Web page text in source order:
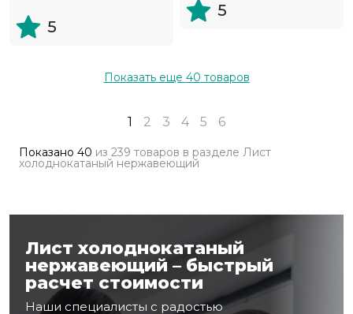
5
5
Показать еще 40 товаров
1 2 3 4 5 6
Показано 40 из 239 товаров в разделе Лист
холоднокатаный нержавеющий
Лист холоднокатаный
нержавеющий – быстрый
расчет стоимости
Наши специалисты с радостью